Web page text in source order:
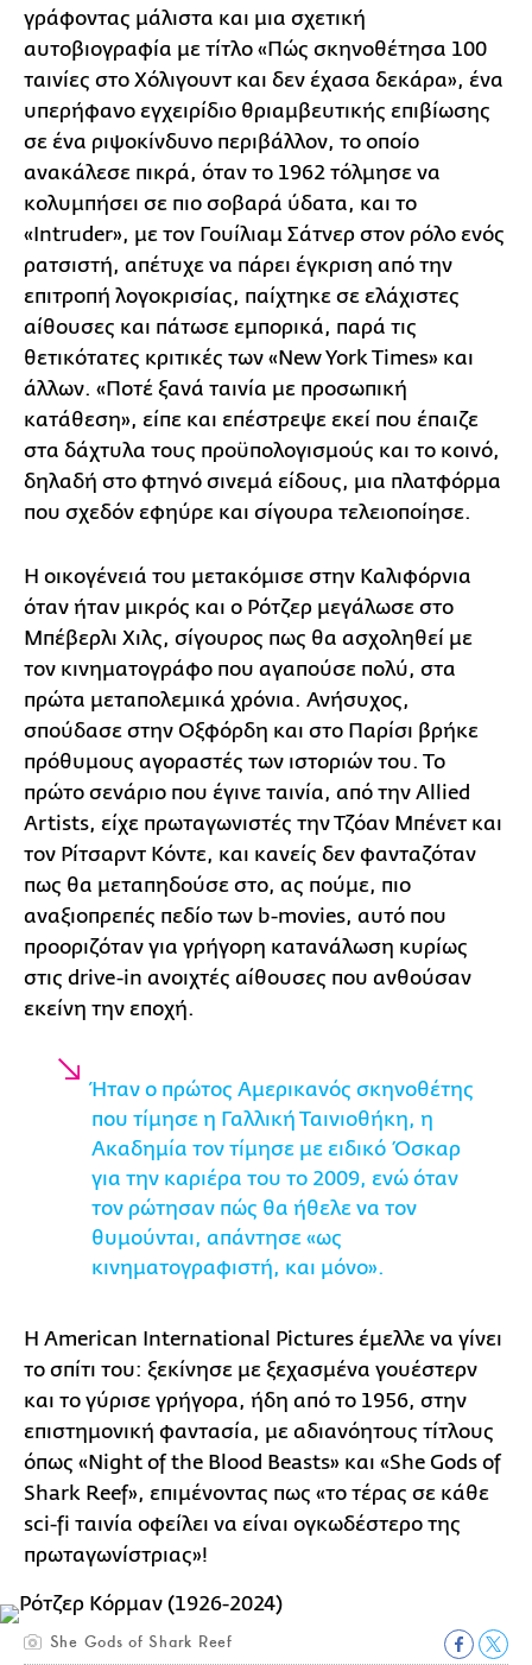
γράφοντας μάλιστα και μια σχετική
αυτοβιογραφία με τίτλο «Πώς σκηνοθέτησα 100
ταινίες στο Χόλιγουντ και δεν έχασα δεκάρα», ένα
υπερήφανο εγχειρίδιο θριαμβευτικής επιβίωσης
σε ένα ριψοκίνδυνο περιβάλλον, το οποίο
ανακάλεσε πικρά, όταν το 1962 τόλμησε να
κολυμπήσει σε πιο σοβαρά ύδατα, και το
«Intruder», με τον Γουίλιαμ Σάτνερ στον ρόλο ενός
ρατσιστή, απέτυχε να πάρει έγκριση από την
επιτροπή λογοκρισίας, παίχτηκε σε ελάχιστες
αίθουσες και πάτωσε εμπορικά, παρά τις
θετικότατες κριτικές των «New York Times» και
άλλων. «Ποτέ ξανά ταινία με προσωπική
κατάθεση», είπε και επέστρεψε εκεί που έπαιζε
στα δάχτυλα τους προϋπολογισμούς και το κοινό,
δηλαδή στο φτηνό σινεμά είδους, μια πλατφόρμα
που σχεδόν εφηύρε και σίγουρα τελειοποίησε.
Η οικογένειά του μετακόμισε στην Καλιφόρνια
όταν ήταν μικρός και ο Ρότζερ μεγάλωσε στο
Μπέβερλι Χιλς, σίγουρος πως θα ασχοληθεί με
τον κινηματογράφο που αγαπούσε πολύ, στα
πρώτα μεταπολεμικά χρόνια. Ανήσυχος,
σπούδασε στην Οξφόρδη και στο Παρίσι βρήκε
πρόθυμους αγοραστές των ιστοριών του. Το
πρώτο σενάριο που έγινε ταινία, από την Allied
Artists, είχε πρωταγωνιστές την Τζόαν Μπένετ και
τον Ρίτσαρντ Κόντε, και κανείς δεν φανταζόταν
πως θα μεταπηδούσε στο, ας πούμε, πιο
αναξιοπρεπές πεδίο των b-movies, αυτό που
προοριζόταν για γρήγορη κατανάλωση κυρίως
στις drive-in ανοιχτές αίθουσες που ανθούσαν
εκείνη την εποχή.
Ήταν ο πρώτος Αμερικανός σκηνοθέτης
που τίμησε η Γαλλική Ταινιοθήκη, η
Ακαδημία τον τίμησε με ειδικό Όσκαρ
για την καριέρα του το 2009, ενώ όταν
τον ρώτησαν πώς θα ήθελε να τον
θυμούνται, απάντησε «ως
κινηματογραφιστή, και μόνο».
Η American International Pictures έμελλε να γίνει
το σπίτι του: ξεκίνησε με ξεχασμένα γουέστερν
και το γύρισε γρήγορα, ήδη από το 1956, στην
επιστημονική φαντασία, με αδιανόητους τίτλους
όπως «Night of the Blood Beasts» και «She Gods of
Shark Reef», επιμένοντας πως «το τέρας σε κάθε
sci-fi ταινία οφείλει να είναι ογκωδέστερο της
πρωταγωνίστριας»!
She Gods of Shark Reef